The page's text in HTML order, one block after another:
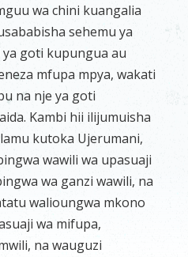
wa chini kuangalia
sehemu ya
goti kupungua au
mfupa mpya, wakati
na nje ya goti
Kambi hii ilijumuisha
kutoka Ujerumani,
wawili wa upasuaji
wa ganzi wawili, na
walioungwa mkono
wa mifupa,
na wauguzi